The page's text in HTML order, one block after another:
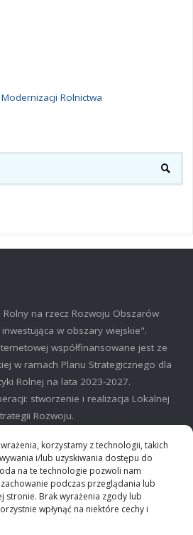
korzystamy z technologii, takich
i/lub uzyskiwania dostępu do
na te technologie pozwoli nam
podczas przeglądania lub
stronie. Brak wyrażenia zgody lub
wpłynąć na niektóre cechy i
Rolnictwa
Rolny na rzecz Rozwoju Obszarów
w obszary wiejskie".
współfinansowane jest ze
w ramach Planu Strategicznego dla
Rolnej na lata 2023-2027.
stworzenie i realizacja Lokalnej
Rozwoju.
Grupa działania "Między Dalinem i